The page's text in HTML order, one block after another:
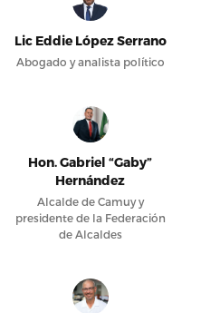
Lic Eddie López Serrano
Abogado y analista político
Hon. Gabriel “Gaby”
Hernández
Alcalde de Camuy y
presidente de la Federación
de Alcaldes